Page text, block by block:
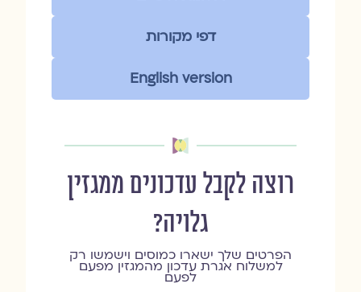
דפי מקורות
English version
רוצה לקבל עדכונים ממגזין
גלויה?
הפרטים שלך ישארו כמוסים וישמשו רק
למשלוח אגרת עדכון מהמגזין מפעם
לפעם